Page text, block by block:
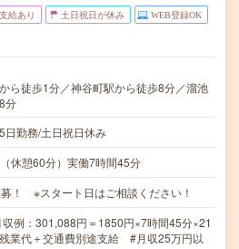
給あり 土日祝日が休み WEB登録OK
ら徒歩1分／神谷町駅から徒歩8分／溜池
分
日勤務/土日祝日休み
休憩60分）実働7時間45分
！ ※スタート日はご相談ください！
例：301,088円＝1850円×7時間45分×21
業代＋交通費別途支給 #月収25万円以